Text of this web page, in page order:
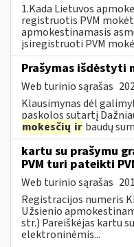
1.Kada Lietuvos
registruotis PVM
apmokestinamasis
įsiregistruoti PVM
Prašymas išdėstyti
Web turinio sąrašas
Klausimynas dėl
paskolos sutartį
mokesčių ir baudų
kartu su prašymu
PVM turi pateikti
Web turinio sąrašas
Registracijos numeris
Užsienio
str.) Pareiškėjas kartu
elektroninėmis...